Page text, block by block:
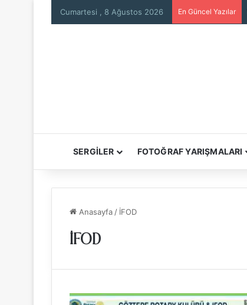
Cumartesi , 8 Ağustos 2026 En Güncel Yazılar
SERGİLER FOTOĞRAF YARIŞMALARI
Anasayfa / İFOD
İFOD